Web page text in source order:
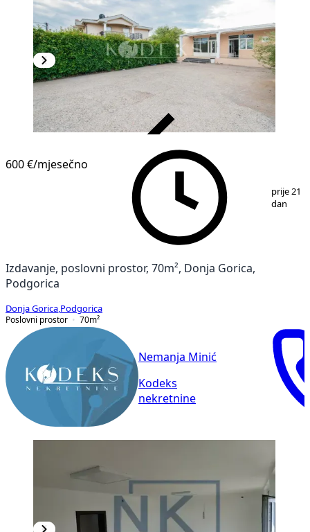
600 €/mjesečno
prije 21
dan
Izdavanje, poslovni prostor, 70m², Donja Gorica,
Podgorica
Donja Gorica Podgorica
Poslovni prostor
70m²
Nemanja Minić
Kodeks
nekretnine